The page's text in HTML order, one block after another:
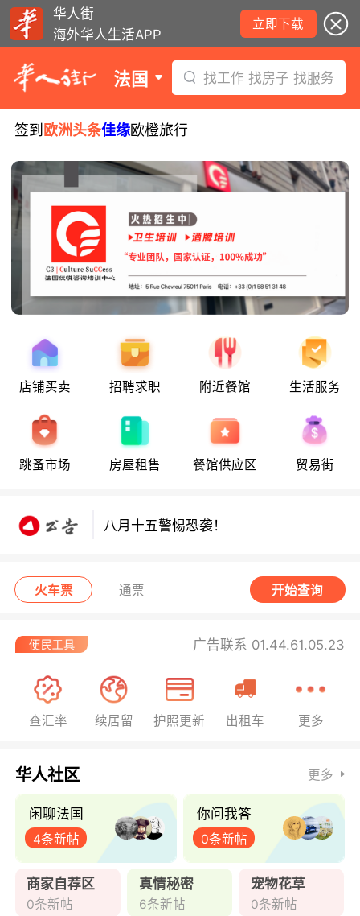
华人街
海外华人生活APP
立即下载
法国 找工作 找房子 找服务
签到 欧洲头条佳缘欧橙旅行
店铺买卖 招聘求职 附近餐馆 生活服务
跳蚤市场 房屋租售 餐馆供应区 贸易街
八月十五警惕恐袭！
火车票 通票 开始查询
广告联系 01.44.61.05.23
查汇率 续居留 护照更新 出租车 更多
华人社区 更多
闲聊法国
4条新帖
你问我答
0条新帖
商家自荐区
0条新帖
真情秘密
6条新帖
宠物花草
0条新帖